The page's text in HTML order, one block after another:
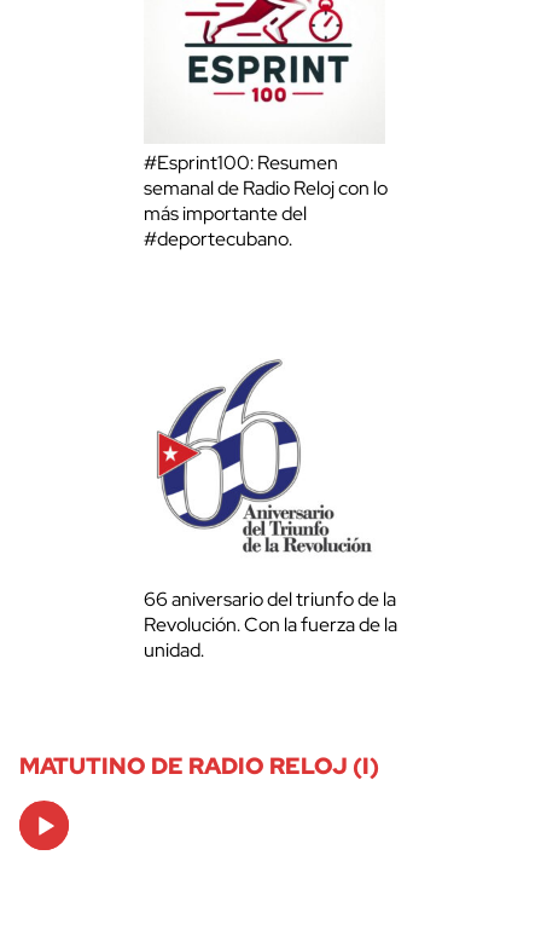
#Esprint100: Resumen
semanal de Radio Reloj con lo
más importante del
#deportecubano.
66 aniversario del triunfo de la
Revolución. Con la fuerza de la
unidad.
MATUTINO DE RADIO RELOJ (I)
Audio
Player